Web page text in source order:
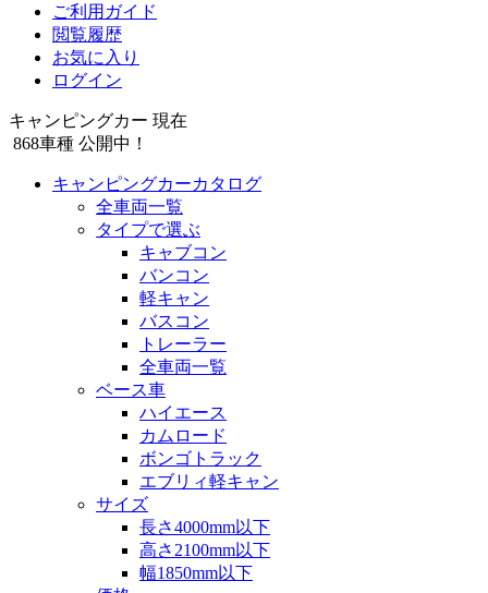
ご利用ガイド
閲覧履歴
お気に入り
ログイン
キャンピングカー 現在
868車種 公開中！
キャンピングカーカタログ
全車両一覧
タイプで選ぶ
キャブコン
バンコン
軽キャン
バスコン
トレーラー
全車両一覧
ベース車
ハイエース
カムロード
ボンゴトラック
エブリィ軽キャン
サイズ
長さ4000mm以下
高さ2100mm以下
幅1850mm以下